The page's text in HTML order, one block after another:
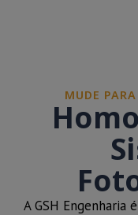
MUDE
A GSH Engenharia